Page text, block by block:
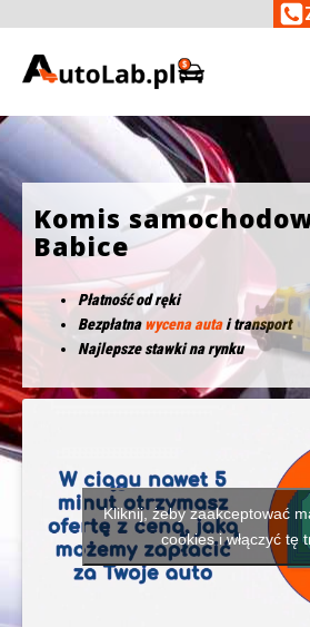
Komis
Babice
Płatność od ręki
Bezpłatnawycena autai transport
Najlepsze stawki na rynku
Kliknij, żeby zaakceptować
cookies i włączyć tę